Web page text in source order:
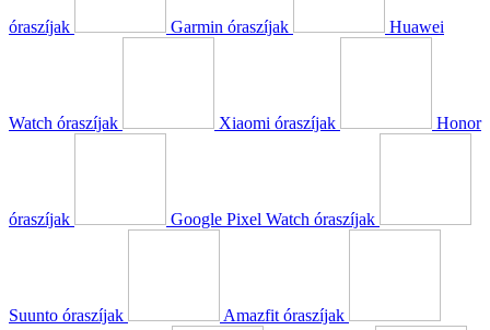
óraszíjak Garmin óraszíjak Huawei
Watch óraszíjak Xiaomi óraszíjak Honor
óraszíjak Google Pixel Watch óraszíjak
Suunto óraszíjak Amazfit óraszíjak